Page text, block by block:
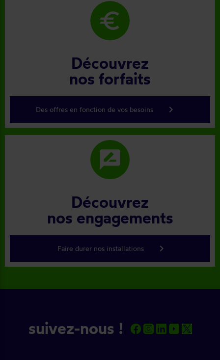
euro
Découvrez
nos forfaits
Des offres en fonction de vos besoins keyboard_arrow_right
rate_review
Découvrez
nos engagements
Faire durer nos installations keyboard_arrow_right
suivez-nous !